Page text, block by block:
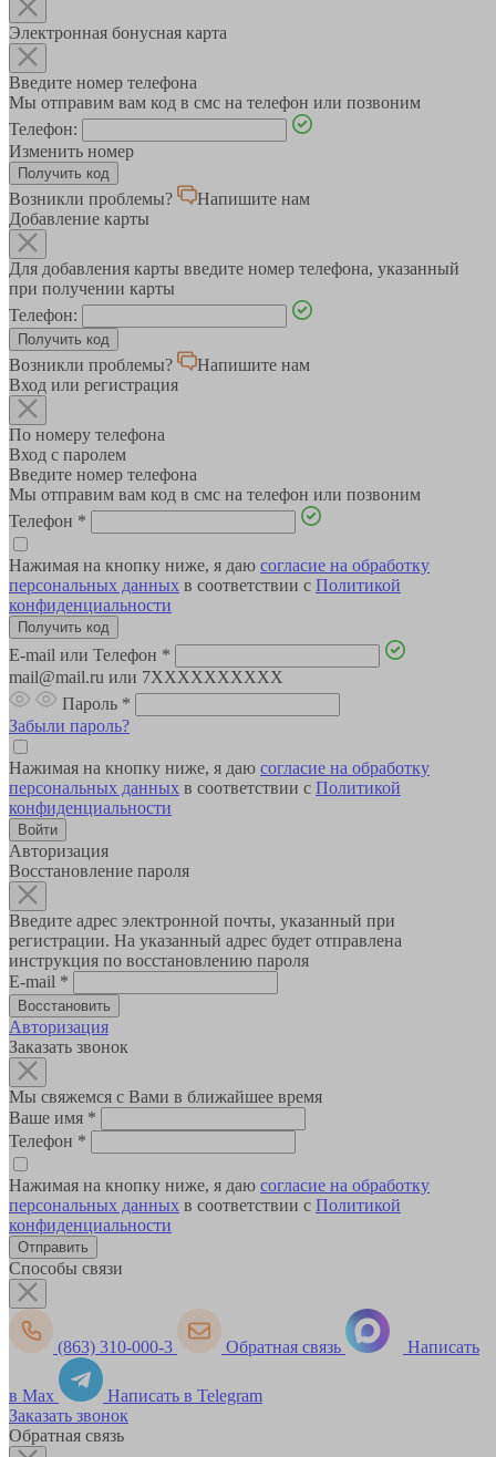
Электронная бонусная карта
Введите номер телефона
Мы отправим вам код в смс на телефон или позвоним
Телефон:
Изменить номер
Возникли проблемы?
Напишите нам
Добавление карты
Для добавления карты введите номер телефона, указанный
при получении карты
Телефон:
Возникли проблемы?
Напишите нам
Вход или регистрация
По номеру телефона
Вход с паролем
Введите номер телефона
Мы отправим вам код в смс на телефон или позвоним
Телефон *
Нажимая на кнопку ниже, я даю согласие на обработку
персональных данных в соответствии с Политикой
конфиденциальности
E-mail или Телефон *
mail@mail.ru или 7XXXXXXXXXX
Пароль *
Забыли пароль?
Нажимая на кнопку ниже, я даю согласие на обработку
персональных данных в соответствии с Политикой
конфиденциальности
Авторизация
Восстановление пароля
Введите адрес электронной почты, указанный при
регистрации. На указанный адрес будет отправлена
инструкция по восстановлению пароля
E-mail *
Авторизация
Заказать звонок
Мы свяжемся с Вами в ближайшее время
Ваше имя *
Телефон *
Нажимая на кнопку ниже, я даю согласие на обработку
персональных данных в соответствии с Политикой
конфиденциальности
Способы связи
(863) 310-000-3 Обратная связь Написать
в Max
Написать в Telegram
Заказать звонок
Обратная связь